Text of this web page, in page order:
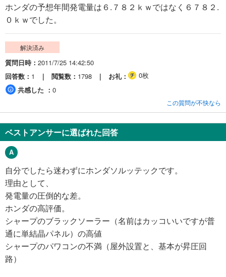
ホンダの予想年間発電量は６.７８２ｋｗではなく６７８２.
０ｋｗでした。
解決済み
質問日時
2011/7/25 14:42:50
回答数
1 閲覧数 1798 お礼
0枚
共感した
0
この質問が不快なら
ベストアンサーに選ばれた回答
自分でしたら迷わずにホンダソルッテックです。
理由として、
発電量の圧倒的な差。
ホンダの高評価。
シャープのブラックソーラー（名前はカッコいいですが普
通に単結晶パネル）の高値
シャープのパワコンの不満（屋外設置と、基本が昇圧回
路）